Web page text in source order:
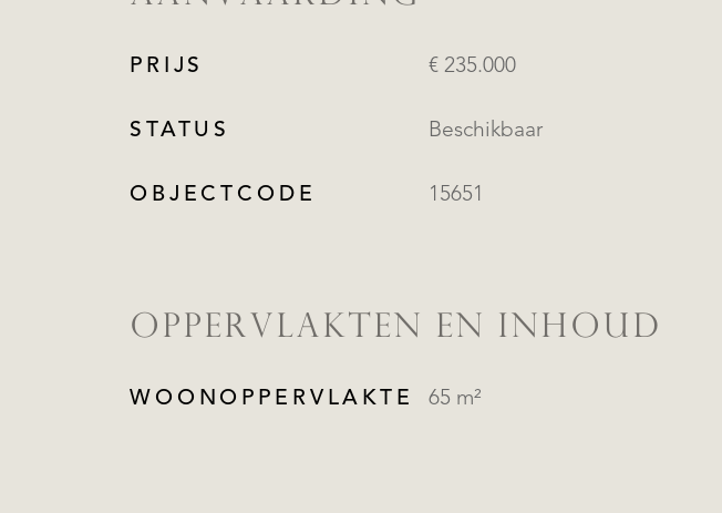
PRIJS € 235.000
STATUS Beschikbaar
OBJECTCODE 15651
OPPERVLAKTEN EN INHOUD
WOONOPPERVLAKTE 65 m²